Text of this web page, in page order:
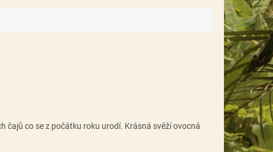
čajů co se z počátku roku urodí. Krásná svěží ovocná